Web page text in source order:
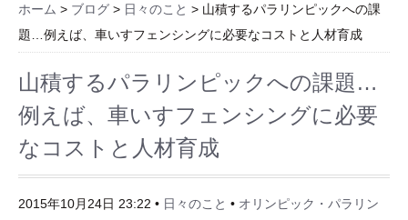
ホーム > ブログ > 日々のこと > 山積するパラリンピックへの課
題…例えば、車いすフェンシングに必要なコストと人材育成
山積するパラリンピックへの課題…
例えば、車いすフェンシングに必要
なコストと人材育成
2015年10月24日 23:22 • 日々のこと • オリンピック・パラリン